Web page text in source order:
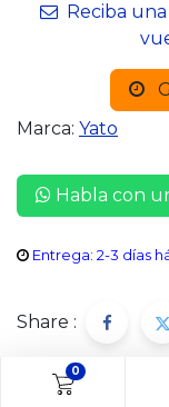
0
Reciba
Marca: Yato
Habla con
Entrega: 2-3 días
Share :